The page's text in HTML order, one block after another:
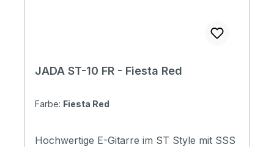
JADA ST-10 FR - Fiesta Red
Farbe: Fiesta Red
Hochwertige E-Gitarre im ST Style mit SSS